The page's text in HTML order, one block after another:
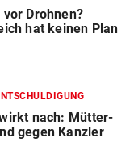
vor Drohnen?
hat keinen Plan
nach: Mütter-
gegen Kanzler